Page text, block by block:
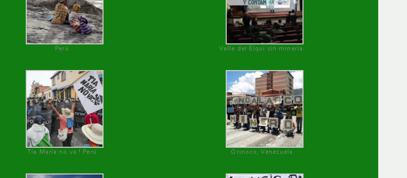
Perú Valle del Elqui sin minería.
Tía María no va ! Perú Orinoco, Venezuela